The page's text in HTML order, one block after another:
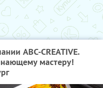
ABC-CREATIVE.
мастеру!